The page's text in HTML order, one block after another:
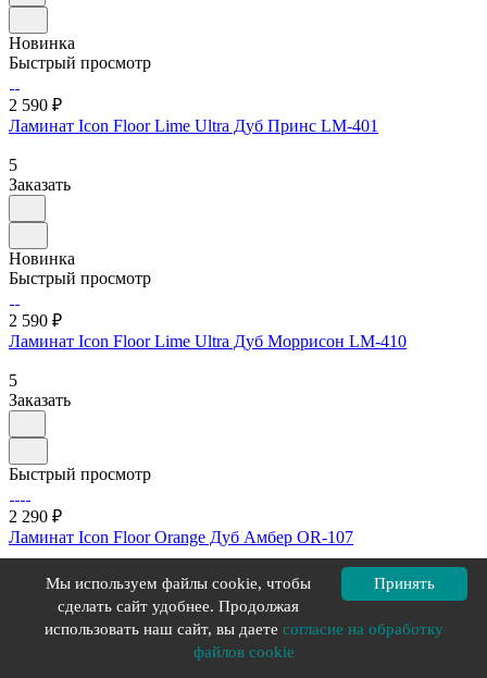
Новинка
Быстрый просмотр
2 590 ₽
Ламинат Icon Floor Lime Ultra Дуб Принс LM-401
5
Заказать
Новинка
Быстрый просмотр
2 590 ₽
Ламинат Icon Floor Lime Ultra Дуб Моррисон LM-410
5
Заказать
Быстрый просмотр
2 290 ₽
Ламинат Icon Floor Orange Дуб Амбер OR-107
Принять
Мы используем файлы cookie, чтобы
сделать сайт удобнее. Продолжая
использовать наш сайт, вы даете согласие на обработку
файлов cookie